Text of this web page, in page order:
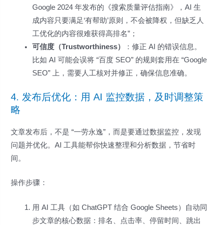
Google 2024 年发布的《搜索质量评估指南》，AI 生
成内容只要满足‘有帮助’原则，不会被降权，但缺乏人
工优化的内容很难获得高排名”；
可信度（Trustworthiness）
：修正 AI 的错误信息。
比如 AI 可能会误将 “百度 SEO” 的规则套用在 “Google
SEO” 上，需要人工核对并修正，确保信息准确。
4. 发布后优化：用 AI 监控数据，及时调整策
略
文章发布后，不是 “一劳永逸”，而是要通过数据监控，发现
问题并优化。AI 工具能帮你快速整理和分析数据，节省时
间。
操作步骤：
用 AI 工具（如 ChatGPT 结合 Google Sheets）自动同
步文章的核心数据：排名、点击率、停留时间、跳出